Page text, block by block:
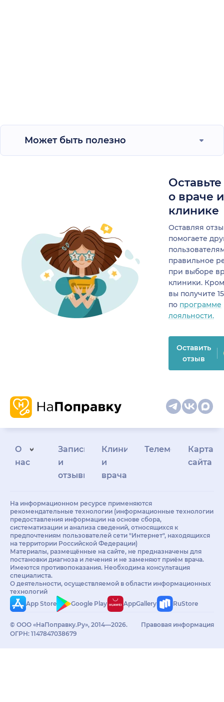
Может быть полезно
о враче
клинике
Оставляя
помогаете
правильное
при выборе
клиники.
вы получите
по программе
лояльности.
Оставить
отзыв
О
нас
Запись
и
отзывы
Клиникам
и
врачам
Телемедицина
Карта
сайта
На информационном ресурсе применяются
рекомендательные технологии (информационные технологии
предоставления информации на основе сбора,
систематизации и анализа сведений, относящихся к
предпочтениям пользователей сети "Интернет", находящихся
на территории Российской Федерации)
Материалы, размещённые на сайте, не предназначены для
постановки диагноза и лечения и не заменяют приём врача.
Имеются противопоказания. Необходима консультация
специалиста.
О деятельности, осуществляемой в области информационных
технологий
App Store
Google Play AppGallery RuStore
© ООО «НаПоправку.Ру», 2014—2026.
ОГРН: 1147847038679
Правовая информация